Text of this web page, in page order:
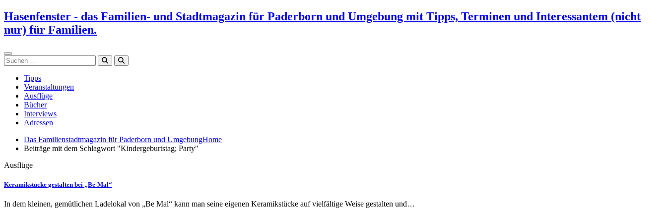
Zum
Inhalt
springen
Hasenfenster - das Familien- und Stadtmagazin für Paderborn und Umgebung mit Tipps, Terminen und Interessantem (nicht
nur) für Familien.
Suchen
Tipps
Veranstaltungen
Ausflüge
Bücher
Interviews
Adressen
Das Familienstadtmagazin für Paderborn und UmgebungHome
Beiträge mit dem Schlagwort "Kindergeburtstag; Party"
Ausflüge
Keramikstücke gestalten bei „Be-Mal“
In dem kleinen, gemütlichen Ladelokal von „Be Mal“ kann man seine eigenen Keramikstücke auf vielfältige Weise gestalten und…